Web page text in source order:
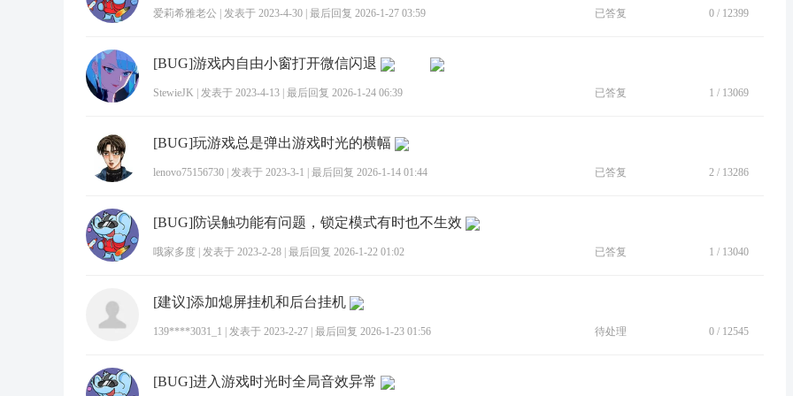
爱莉希雅老公 发表于 2023-4-30 最后回复 2026-1-27 03:59 已答复 0 / 12399
[BUG]游戏内自由小窗打开微信闪退
StewieJK 发表于 2023-4-13 最后回复 2026-1-24 06:39 已答复 1 / 13069
[BUG]玩游戏总是弹出游戏时光的横幅
lenovo75156730 发表于 2023-3-1 最后回复 2026-1-14 01:44 已答复 2 / 13286
[BUG]防误触功能有问题，锁定模式有时也不生效
哦家多度 发表于 2023-2-28 最后回复 2026-1-22 01:02 已答复 1 / 13040
[建议]添加熄屏挂机和后台挂机
139****3031_1 发表于 2023-2-27 最后回复 2026-1-23 01:56 待处理 0 / 12545
[BUG]进入游戏时光时全局音效异常